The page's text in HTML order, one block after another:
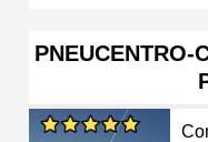
PNEUCENTRO-